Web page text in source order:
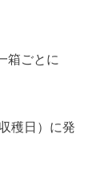
箱ごとに
穫日）に発